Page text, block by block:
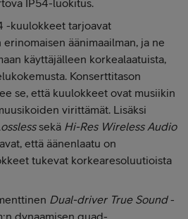
IP54-luokitus.
-kuulokkeet tarjoavat
äänimaailman, ja ne
käyttäjälleen korkealaatuista,
Konserttitason
se, että kuulokkeet ovat musiikin
virittämät. Lisäksi
sekä Hi-Res Wireless Audio
että äänenlaatu on
tukevat korkearesoluutioista
Dual-driver True Sound-
dynaamisen quad-